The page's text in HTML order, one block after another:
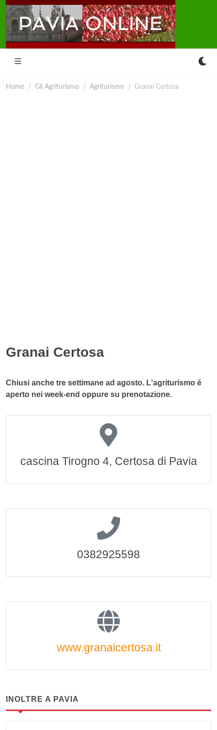
Home Gli Agriturismo Agriturismo Granai Certosa
Granai Certosa
Chiusi anche tre settimane ad agosto. L'agriturismo é
aperto nei week-end oppure su prenotazione.
cascina Tirogno 4, Certosa di Pavia
0382925598
www.granaicertosa.it
INOLTRE A PAVIA